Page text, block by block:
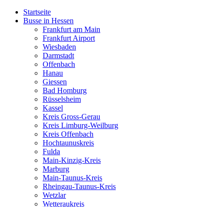
Startseite
Busse in Hessen
Frankfurt am Main
Frankfurt Airport
Wiesbaden
Darmstadt
Offenbach
Hanau
Giessen
Bad Homburg
Rüsselsheim
Kassel
Kreis Gross-Gerau
Kreis Limburg-Weilburg
Kreis Offenbach
Hochtaunuskreis
Fulda
Main-Kinzig-Kreis
Marburg
Main-Taunus-Kreis
Rheingau-Taunus-Kreis
Wetzlar
Wetteraukreis